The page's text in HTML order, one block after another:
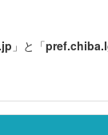
」と「